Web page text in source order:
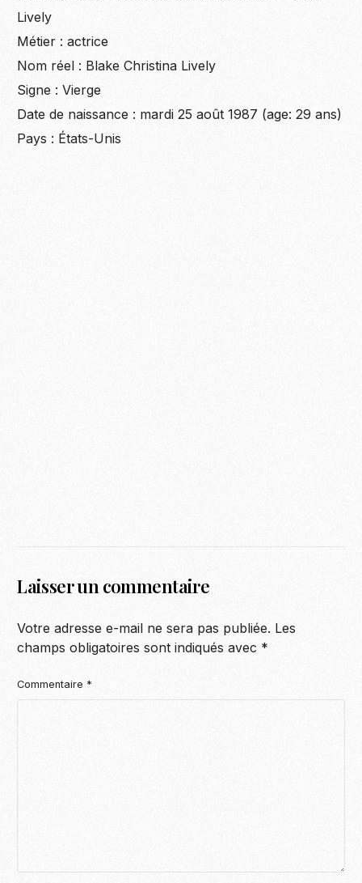
Lively
Métier : actrice
Nom réel : Blake Christina Lively
Signe : Vierge
Date de naissance : mardi 25 août 1987 (age: 29 ans)
Pays : États-Unis
Laisser un commentaire
Votre adresse e-mail ne sera pas publiée. Les
champs obligatoires sont indiqués avec *
Commentaire *